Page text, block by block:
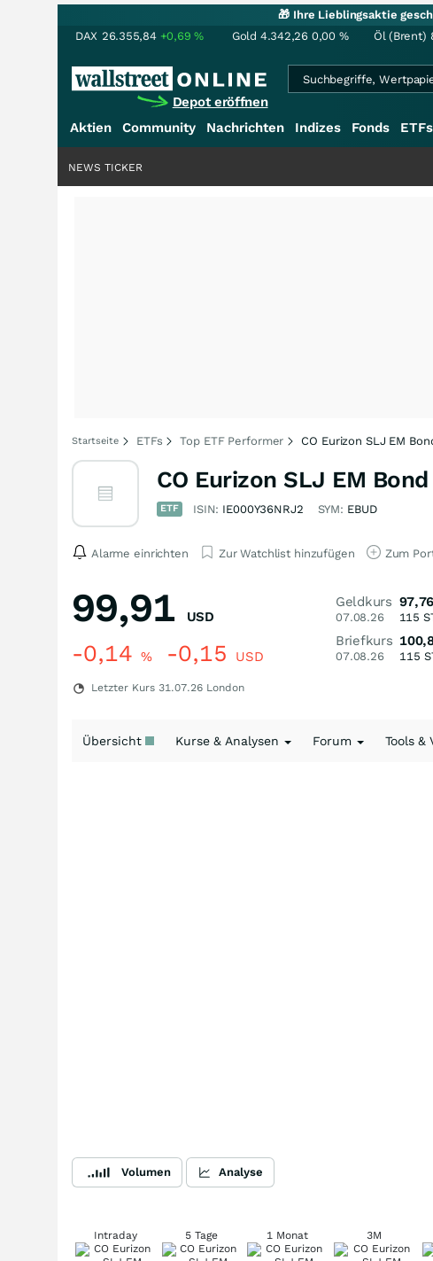
🎁 Ihre Lieblingsaktie
DAX 26.355,84 +0,69% Gold 4.342,26 0,00 % Öl (Brent)
Depot eröffnen
Aktien Community Nachrichten Indizes Fonds ETFs
NEWS TICKER
Startseite ETFs Top ETF Performer CO Eurizon SLJ EM
CO Eurizon SLJ EM
ETF ISIN: IE000Y36NRJ2 SYM: EBUD
Alarme einrichten Zur Watchlist hinzufügen Zum
99,91 USD
-0,14 % -0,15 USD
Letzter Kurs 31.07.26 London
Geldkurs
07.08.26
97,76
115
Briefkurs
07.08.26 115
Übersicht Kurse & Analysen Forum Tools &
Volumen Analyse
Intraday 5 Tage 1 Monat 3M